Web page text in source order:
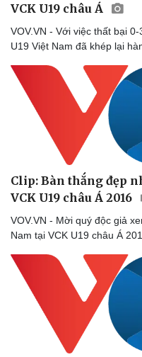
VCK U19 châu Á
VOV.VN - Với việc thất bại
U19 Việt Nam đã khép lại
Clip: Bàn thắng đẹp
VCK U19 châu Á 2016
VOV.VN - Mời quý độc giả
Nam tại VCK U19 châu Á